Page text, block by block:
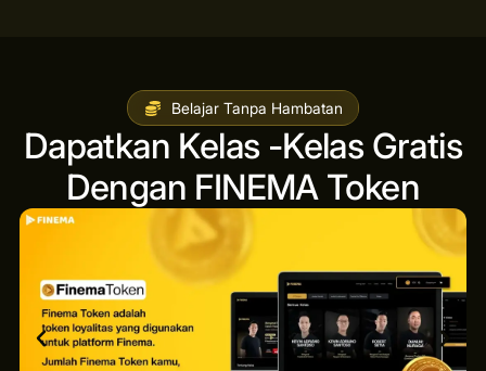
Belajar Tanpa Hambatan
Dapatkan Kelas -Kelas Gratis
Dengan FINEMA Token